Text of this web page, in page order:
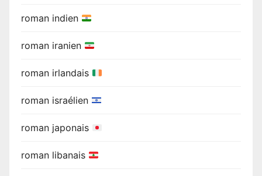
roman indien
roman iranien
roman irlandais
roman israélien
roman japonais
roman libanais